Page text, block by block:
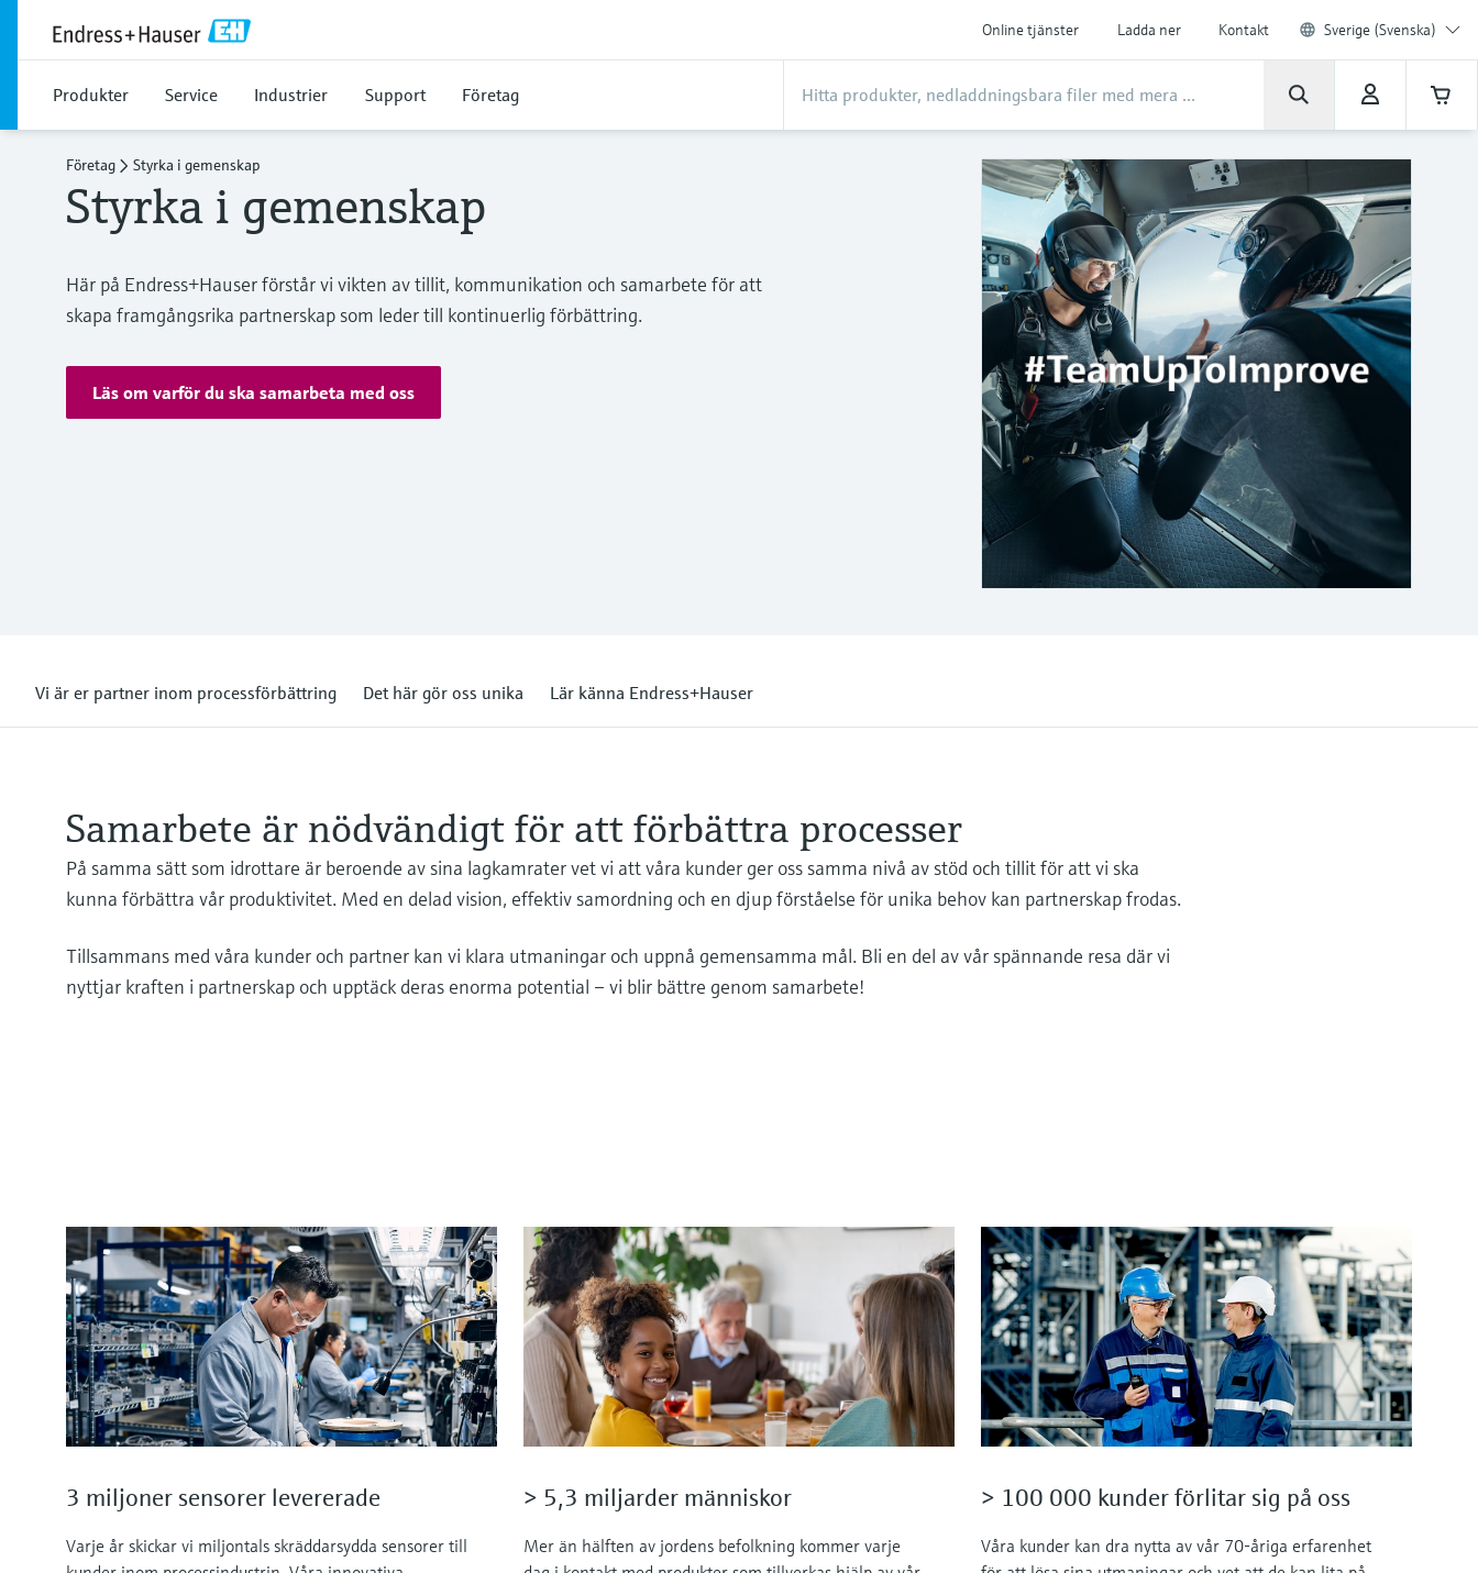
Online tjänster Ladda ner Kontakt Sverige (Svenska)
Produkter Service Industrier Support Företag
Företag Styrka i gemenskap
Styrka i gemenskap
Här på Endress+Hauser förstår vi vikten av tillit, kommunikation och samarbete för att
skapa framgångsrika partnerskap som leder till kontinuerlig förbättring.
Läs om varför du ska samarbeta med oss
Vi är er partner inom processförbättring Det här gör oss unika Lär känna Endress+Hauser
Samarbete är nödvändigt för att förbättra processer
På samma sätt som idrottare är beroende av sina lagkamrater vet vi att våra kunder ger oss samma nivå av stöd och tillit för att vi ska
kunna förbättra vår produktivitet. Med en delad vision, effektiv samordning och en djup förståelse för unika behov kan partnerskap frodas.
Tillsammans med våra kunder och partner kan vi klara utmaningar och uppnå gemensamma mål. Bli en del av vår spännande resa där vi
nyttjar kraften i partnerskap och upptäck deras enorma potential – vi blir bättre genom samarbete!
3 miljoner sensorer levererade
Varje år skickar vi miljontals skräddarsydda sensorer till
> 5,3 miljarder människor
Mer än hälften av jordens befolkning kommer varje
> 100 000 kunder förlitar sig på oss
Våra kunder kan dra nytta av vår 70-åriga erfarenhet